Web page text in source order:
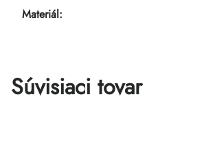
Materiál:
Súvisiaci tovar